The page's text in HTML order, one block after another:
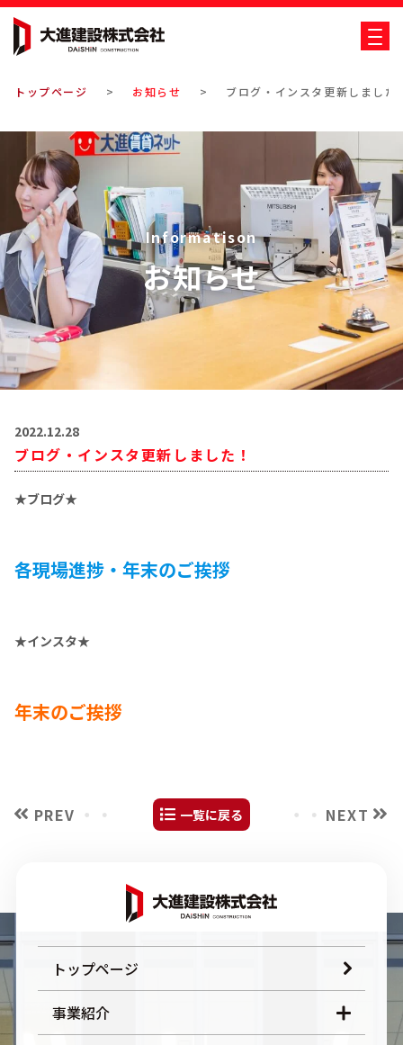
トップページ お知らせ ブログ・インスタ更新しました
Informatison
お知らせ
2022.12.28
ブログ・インスタ更新しました！
★ブログ★
各現場進捗・年末のご挨拶
★インスタ★
年末のご挨拶
PREV NEXT
一覧に戻る
トップページ
事業紹介